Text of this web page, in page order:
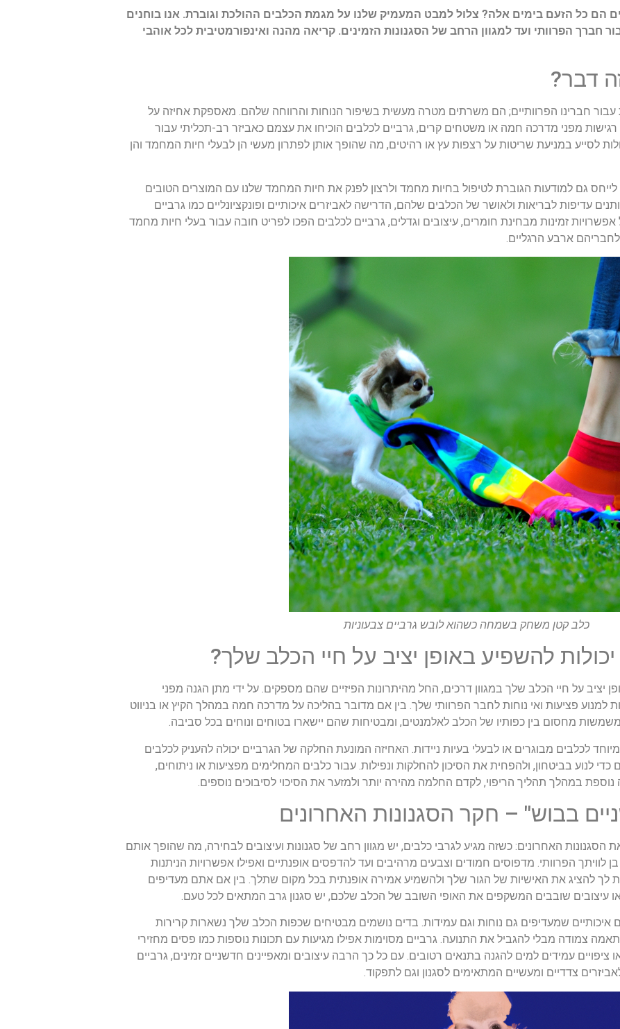
הזעם בימים אלה? צלול למבט המעמיק שלנו על מגמת הכלבים ההולכת וגוברת. אנו בוחנים
חברך הפרוותי ועד למגוון הרחב של הסגנונות הזמינים. קריאה מהנה ואינפורמטיבית לכל אוהבי
דבר?
עבור חברינו הפרוותיים; הם משרתים מטרה מעשית בשיפור הנוחות והרווחה שלהם. מאספקת אחיזה על
מפני מדרכה חמה או משטחים קרים, גרביים לכלבים הוכיחו את עצמם כאביזר רב-תכליתי עבור
לסייע במניעת שריטות על רצפות עץ או רהיטים, מה שהופך אותן לפתרון מעשי הן לבעלי חיות המחמד והן
גם למודעות הגוברת לטיפול בחיות מחמד ולרצון לפנק את חיות המחמד שלנו עם המוצרים הטובים
עדיפות לבריאות ולאושר של הכלבים שלהם, הדרישה לאביזרים איכותיים ופונקציונליים כמו גרביים
זמינות מבחינת חומרים, עיצובים וגדלים, גרביים לכלבים הפכו לפריט חובה עבור בעלי חיות מחמד
ארבע הרגליים.
כלב קטן משחק בשמחה כשהוא לובש גרביים צבעוניות
להשפיע באופן יציב על חיי הכלב שלך?
יציב על חיי הכלב שלך במגוון דרכים, החל מהיתרונות הפיזיים שהם מספקים. על ידי מתן הגנה מפני
למנוע פציעות ואי נוחות לחבר הפרוותי שלך. בין אם מדובר בהליכה על מדרכה חמה במהלך הקיץ או בניווט
מחסום בין כפותיו של הכלב לאלמנטים, ומבטיחות שהם יישארו בטוחים ונוחים בכל סביבה.
לכלבים מבוגרים או לבעלי בעיות ניידות. האחיזה המונעת החלקה של הגרביים יכולה להעניק לכלבים
לנוע בביטחון, ולהפחית את הסיכון להחלקות ונפילות. עבור כלבים המחלימים מפציעות או ניתוחים,
נוספת במהלך תהליך הריפוי, לקדם החלמה מהירה יותר ולמזער את הסיכוי לסיבוכים נוספים.
בבוש" – חקר הסגנונות האחרונים
הסגנונות האחרונים: כשזה מגיע לגרבי כלבים, יש מגוון רחב של סגנונות ועיצובים לבחירה, מה שהופך אותם
לוויתך הפרוותי. מדפוסים חמודים וצבעים מרהיבים ועד להדפסים אופנתיים ואפילו אפשרויות הניתנות
לך להציג את האישיות של הגור שלך ולהשמיע אמירה אופנתית בכל מקום שתלך. בין אם אתם מעדיפים
עיצובים שובבים המשקפים את האופי השובב של הכלב שלכם, יש סגנון גרב המתאים לכל טעם.
איכותיים שמעדיפים גם נוחות וגם עמידות. בדים נושמים מבטיחים שכפות הכלב שלך נשארות קרירות
צמודה מבלי להגביל את התנועה. גרביים מסוימות אפילו מגיעות עם תכונות נוספות כמו פסים מחזירי
עמידים למים להגנה בתנאים רטובים. עם כל כך הרבה עיצובים ומאפיינים חדשניים זמינים, גרביים
צדדיים ומעשיים המתאימים לסגנון וגם לתפקוד.